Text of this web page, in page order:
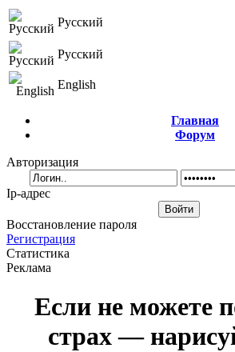
Русский
Русский
English
Главная
Форум
Авторизация
Ip-адрес
Восстановление пароля
Регистрация
Статистика
Реклама
Если не можете
страх —